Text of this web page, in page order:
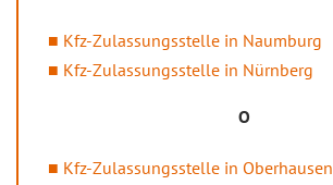
Kfz-Zulassungsstelle in Naumburg
Kfz-Zulassungsstelle in Nürnberg
O
Kfz-Zulassungsstelle in Oberhausen